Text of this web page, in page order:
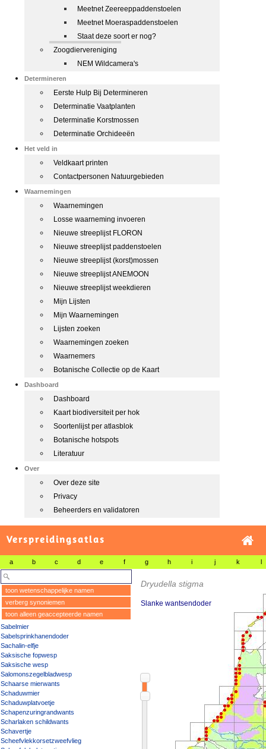
Meetnet Zeereeppaddenstoelen
Meetnet Moeraspaddenstoelen
Staat deze soort er nog?
Zoogdiervereniging
NEM Wildcamera's
Determineren
Eerste Hulp Bij Determineren
Determinatie Vaatplanten
Determinatie Korstmossen
Determinatie Orchideeën
Het veld in
Veldkaart printen
Contactpersonen Natuurgebieden
Waarnemingen
Waarnemingen
Losse waarneming invoeren
Nieuwe streeplijst FLORON
Nieuwe streeplijst paddenstoelen
Nieuwe streeplijst (korst)mossen
Nieuwe streeplijst ANEMOON
Nieuwe streeplijst weekdieren
Mijn Lijsten
Mijn Waarnemingen
Lijsten zoeken
Waarnemingen zoeken
Waarnemers
Botanische Collectie op de Kaart
Dashboard
Dashboard
Kaart biodiversiteit per hok
Soortenlijst per atlasblok
Botanische hotspots
Literatuur
Over
Over deze site
Privacy
Beheerders en validatoren
Verspreidingsatlas
a b c d e f g h i j k l
toon wetenschappelijke namen
verberg synoniemen
toon alleen geaccepteerde namen
Sabelmier
Sabelsprinkhanendoder
Sachalin-elfje
Saksische fopwesp
Saksische wesp
Salomonszegelbladwesp
Schaarse mierwants
Schaduwmier
Schaduwplatvoetje
Schapenzuringrandwants
Scharlaken schildwants
Schavertje
Scheefvlekkorsetzweefvlieg
Dryudella stigma
Slanke wantsendoder